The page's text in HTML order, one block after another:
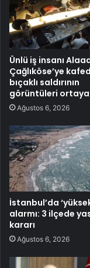
Ünlü iş insanı
Çağlıköse’ye
bıçaklı saldırının
görüntüleri ortaya
Ağustos 6, 2026
İstanbul’da
alarmı: 3 ilçede
kararı
Ağustos 6, 2026